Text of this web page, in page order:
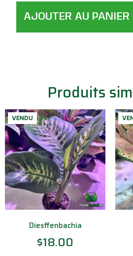
AJOUTER AU PANIER
Produits
VENDU
Diesffenbachia
$18.00